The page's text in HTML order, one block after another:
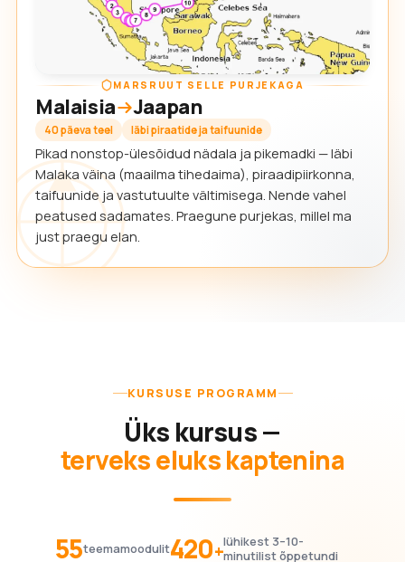
MARSRUUT SELLE PURJEKAGA
Malaisia Jaapan
40 päeva teel läbi piraatide ja taifuunide
Pikad nonstop-ülesõidud nädala ja pikemadki — läbi
Malaka väina (maailma tihedaima), piraadipiirkonna,
taifuunide ja vastutuulte vältimisega. Nende vahel
peatused sadamates. Praegune purjekas, millel ma
just praegu elan.
KURSUSE PROGRAMM
Üks kursus —
terveks eluks kaptenina
55teemamoodulit420+lühikest 3–10-
minutilist õppetundi